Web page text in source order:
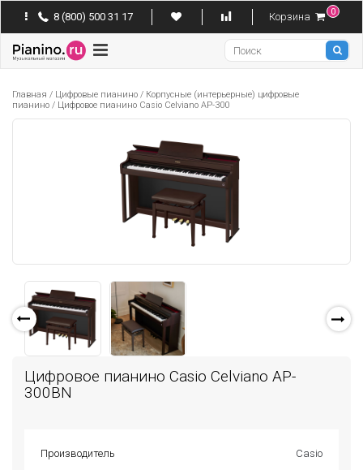
8 (800) 500 31 17 Корзина 0
Pianino
Главная / Цифровые пианино / Корпусные (интерьерные) цифровые
пианино / Цифровое пианино Casio Celviano AP-300
Цифровое пианино Casio Celviano AP-
300BN
Производитель
Casio